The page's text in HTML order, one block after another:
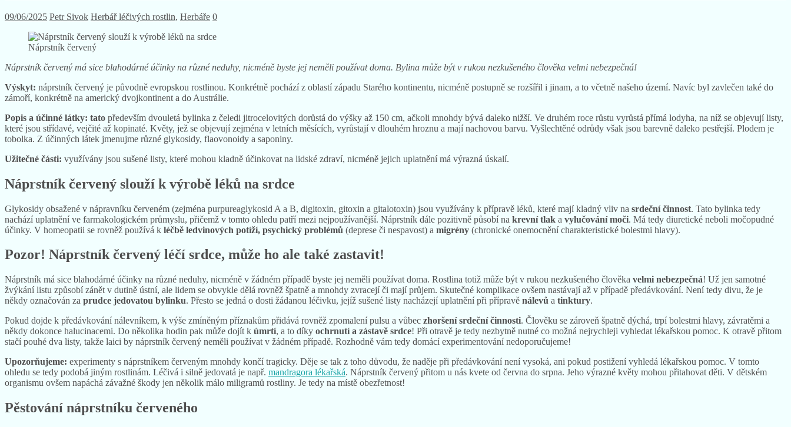
09/06/2025 Petr Sivok Herbář léčivých rostlin, Herbáře 0
Náprstník červený
Náprstník červený má sice blahodárné účinky na různé neduhy, nicméně byste jej neměli používat doma. Bylina může být v rukou nezkušeného člověka velmi nebezpečná!
Výskyt: náprstník červený je původně evropskou rostlinou. Konkrétně pochází z oblastí západu Starého kontinentu, nicméně postupně se rozšířil i jinam, a to včetně našeho území. Navíc byl zavlečen také do
zámoří, konkrétně na americký dvojkontinent a do Austrálie.
Popis a účinné látky: tato především dvouletá bylinka z čeledi jitrocelovitých dorůstá do výšky až 150 cm, ačkoli mnohdy bývá daleko nižší. Ve druhém roce růstu vyrůstá přímá lodyha, na níž se objevují listy,
které jsou střídavé, vejčité až kopinaté. Květy, jež se objevují zejména v letních měsících, vyrůstají v dlouhém hroznu a mají nachovou barvu. Vyšlechtěné odrůdy však jsou barevně daleko pestřejší. Plodem je
tobolka. Z účinných látek jmenujme různé glykosidy, flaovonoidy a saponiny.
Užitečné části: využívány jsou sušené listy, které mohou kladně účinkovat na lidské zdraví, nicméně jejich uplatnění má výrazná úskalí.
Náprstník červený slouží k výrobě léků na srdce
Glykosidy obsažené v nápravníku červeném (zejména purpureaglykosid A a B, digitoxin, gitoxin a gitalotoxin) jsou využívány k přípravě léků, které mají kladný vliv na srdeční činnost. Tato bylinka tedy
nachází uplatnění ve farmakologickém průmyslu, přičemž v tomto ohledu patří mezi nejpoužívanější. Náprstník dále pozitivně působí na krevní tlak a vylučování moči. Má tedy diuretické neboli močopudné
účinky. V homeopatii se rovněž používá k léčbě ledvinových potíží, psychický problémů (deprese či nespavost) a migrény (chronické onemocnění charakteristické bolestmi hlavy).
Pozor! Náprstník červený léčí srdce, může ho ale také zastavit!
Náprstník má sice blahodárné účinky na různé neduhy, nicméně v žádném případě byste jej neměli používat doma. Rostlina totiž může být v rukou nezkušeného člověka velmi nebezpečná! Už jen samotné
žvýkání listu způsobí zánět v dutině ústní, ale lidem se obvykle dělá rovněž špatně a mnohdy zvracejí či mají průjem. Skutečné komplikace ovšem nastávají až v případě předávkování. Není tedy divu, že je
někdy označován za prudce jedovatou bylinku. Přesto se jedná o dosti žádanou léčivku, jejíž sušené listy nacházejí uplatnění při přípravě nálevů a tinktury.
Pokud dojde k předávkování nálevníkem, k výše zmíněným příznakům přidává rovněž zpomalení pulsu a vůbec zhoršení srdeční činnosti. Člověku se zároveň špatně dýchá, trpí bolestmi hlavy, závratěmi a
někdy dokonce halucinacemi. Do několika hodin pak může dojít k úmrtí, a to díky ochrnutí a zástavě srdce! Při otravě je tedy nezbytně nutné co možná nejrychleji vyhledat lékařskou pomoc. K otravě přitom
stačí pouhé dva listy, takže laici by náprstník červený neměli používat v žádném případě. Rozhodně vám tedy domácí experimentování nedoporučujeme!
Upozorňujeme: experimenty s náprstníkem červeným mnohdy končí tragicky. Děje se tak z toho důvodu, že naděje při předávkování není vysoká, ani pokud postižení vyhledá lékařskou pomoc. V tomto
ohledu se tedy podobá jiným rostlinám. Léčivá i silně jedovatá je např. mandragora lékařská. Náprstník červený přitom u nás kvete od června do srpna. Jeho výrazné květy mohou přitahovat děti. V dětském
organismu ovšem napáchá závažné škody jen několik málo miligramů rostliny. Je tedy na místě obezřetnost!
Pěstování náprstníku červeného